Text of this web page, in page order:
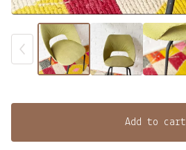
Add to cart